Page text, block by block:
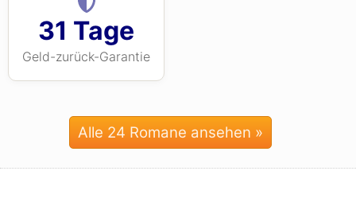
31 Tage
Geld-zurück-Garantie
Alle 24 Romane ansehen »